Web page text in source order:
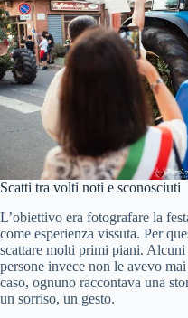
Festa Santa Maria Assunta
Scatti tra volti noti e sconosciuti
L’obiettivo era fotografare la
come esperienza vissuta. Per
scattare molti primi piani.
persone invece non le avevo
caso, ognuno raccontava una
un sorriso, un gesto.